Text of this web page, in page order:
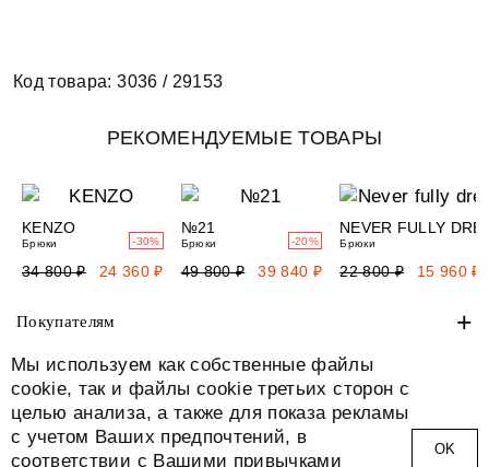
Мы используем как собственные файлы
cookie, так и файлы cookie третьих сторон с
целью анализа, а также для показа рекламы
с учетом Ваших предпочтений, в
соответствии с Вашими привычками
ОK
Код товара: 3036 / 29153
РЕКОМЕНДУЕМЫЕ ТОВАРЫ
KENZO
Брюки
34 800 ₽ 24 360 ₽
-30%
№21
Брюки
49 800 ₽ 39 840 ₽
-20%
NEVER FULLY
Брюки
22 800 ₽ 15 960 ₽
Покупателям +
О нас
Адреса +